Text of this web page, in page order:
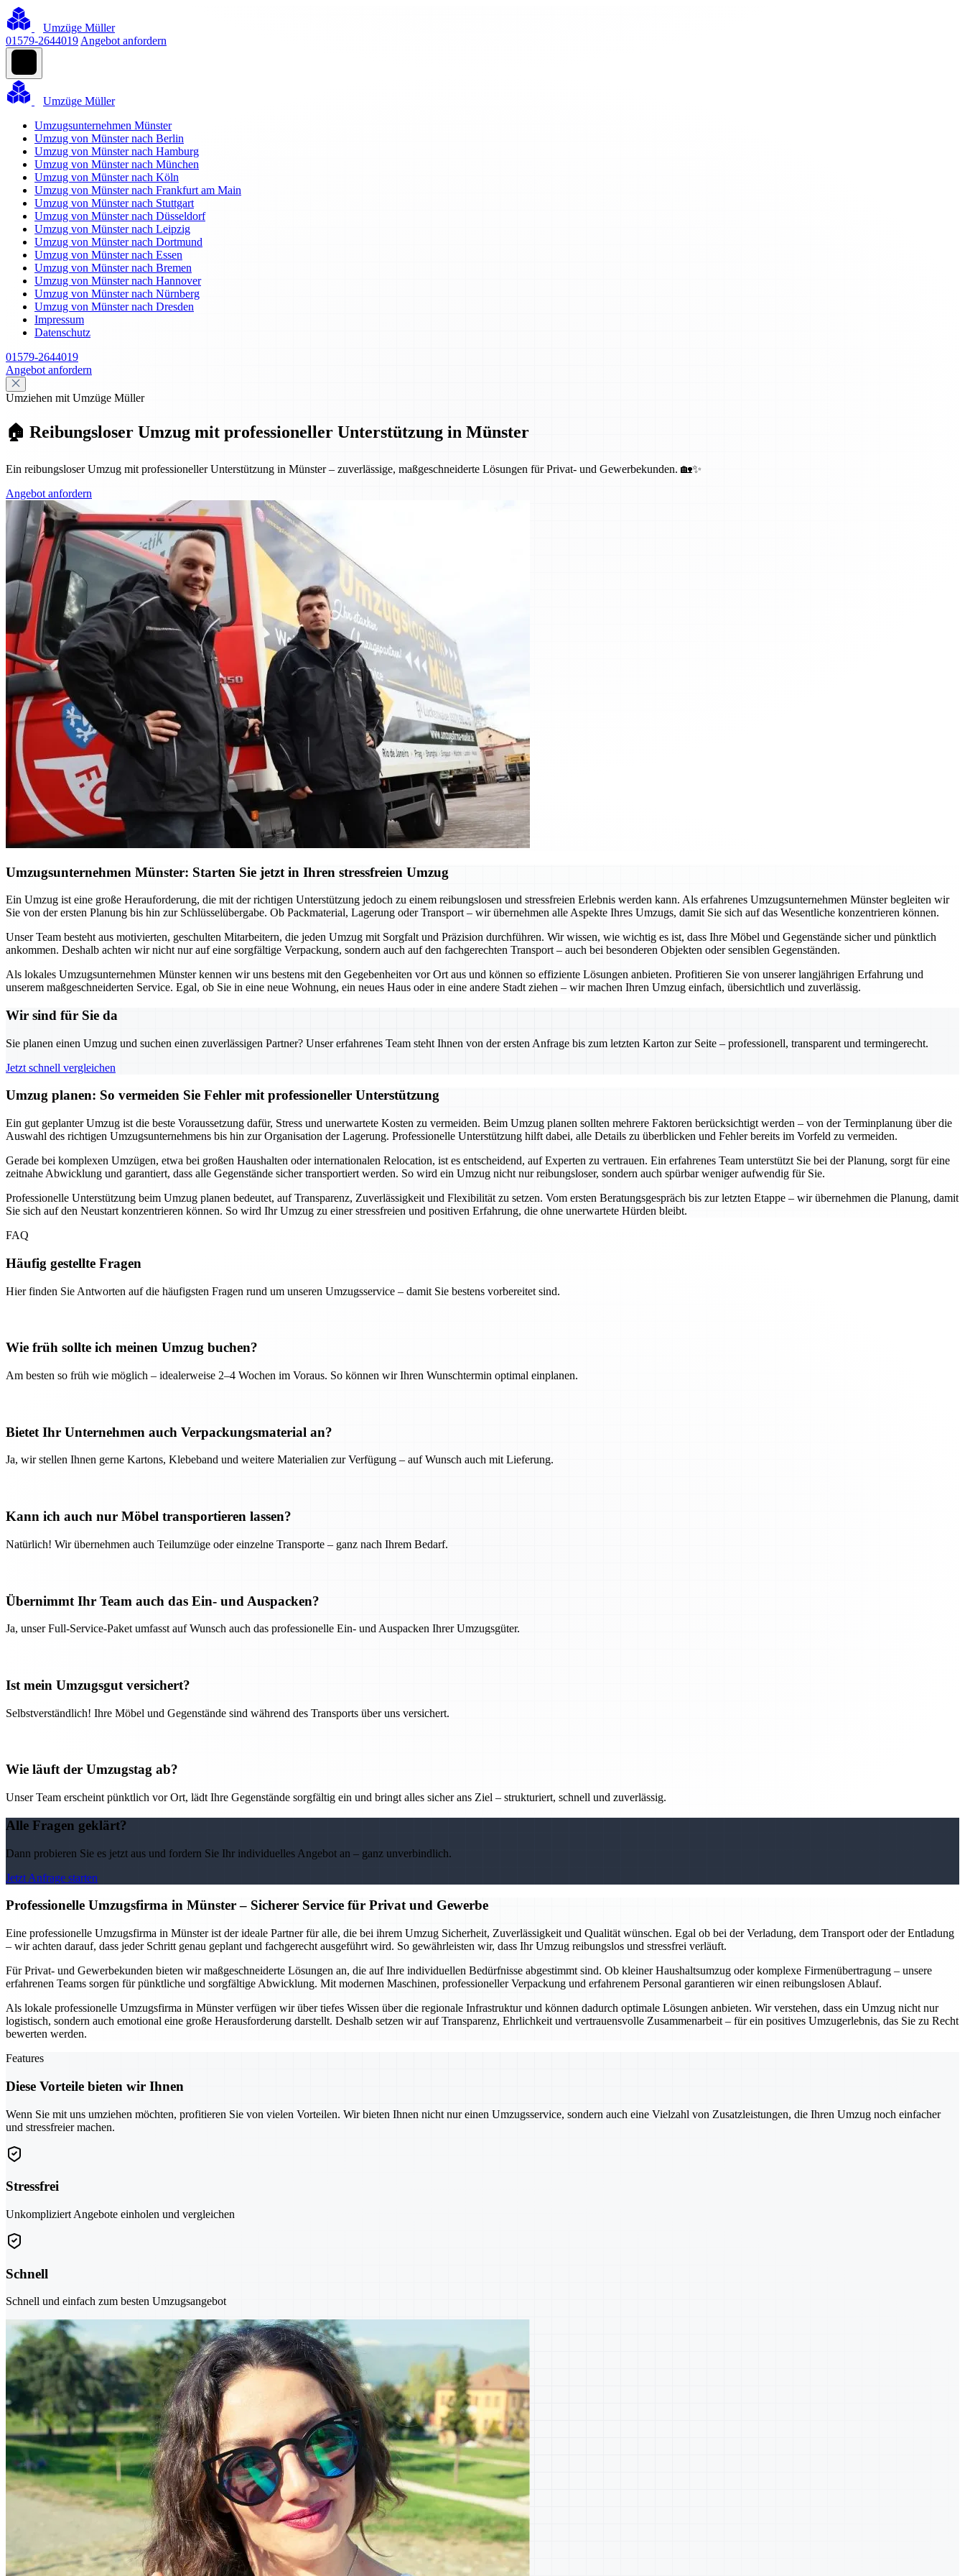
Umzüge Müller
01579-2644019 Angebot anfordern
Umzüge Müller
Umzugsunternehmen Münster
Umzug von Münster nach Berlin
Umzug von Münster nach Hamburg
Umzug von Münster nach München
Umzug von Münster nach Köln
Umzug von Münster nach Frankfurt am Main
Umzug von Münster nach Stuttgart
Umzug von Münster nach Düsseldorf
Umzug von Münster nach Leipzig
Umzug von Münster nach Dortmund
Umzug von Münster nach Essen
Umzug von Münster nach Bremen
Umzug von Münster nach Hannover
Umzug von Münster nach Nürnberg
Umzug von Münster nach Dresden
Impressum
Datenschutz
01579-2644019
Angebot anfordern
Umziehen mit Umzüge Müller
🏠 Reibungsloser Umzug mit professioneller Unterstützung in Münster
Ein reibungsloser Umzug mit professioneller Unterstützung in Münster – zuverlässige, maßgeschneiderte Lösungen für Privat- und Gewerbekunden. 🏡✨
Angebot anfordern
Umzugsunternehmen Münster: Starten Sie jetzt in Ihren stressfreien Umzug
Ein Umzug ist eine große Herauforderung, die mit der richtigen Unterstützung jedoch zu einem reibungslosen und stressfreien Erlebnis werden kann. Als erfahrenes Umzugsunternehmen Münster begleiten wir
Sie von der ersten Planung bis hin zur Schlüsselübergabe. Ob Packmaterial, Lagerung oder Transport – wir übernehmen alle Aspekte Ihres Umzugs, damit Sie sich auf das Wesentliche konzentrieren können.
Unser Team besteht aus motivierten, geschulten Mitarbeitern, die jeden Umzug mit Sorgfalt und Präzision durchführen. Wir wissen, wie wichtig es ist, dass Ihre Möbel und Gegenstände sicher und pünktlich
ankommen. Deshalb achten wir nicht nur auf eine sorgfältige Verpackung, sondern auch auf den fachgerechten Transport – auch bei besonderen Objekten oder sensiblen Gegenständen.
Als lokales Umzugsunternehmen Münster kennen wir uns bestens mit den Gegebenheiten vor Ort aus und können so effiziente Lösungen anbieten. Profitieren Sie von unserer langjährigen Erfahrung und
unserem maßgeschneiderten Service. Egal, ob Sie in eine neue Wohnung, ein neues Haus oder in eine andere Stadt ziehen – wir machen Ihren Umzug einfach, übersichtlich und zuverlässig.
Wir sind für Sie da
Sie planen einen Umzug und suchen einen zuverlässigen Partner? Unser erfahrenes Team steht Ihnen von der ersten Anfrage bis zum letzten Karton zur Seite – professionell, transparent und termingerecht.
Jetzt schnell vergleichen
Umzug planen: So vermeiden Sie Fehler mit professioneller Unterstützung
Ein gut geplanter Umzug ist die beste Voraussetzung dafür, Stress und unerwartete Kosten zu vermeiden. Beim Umzug planen sollten mehrere Faktoren berücksichtigt werden – von der Terminplanung über die
Auswahl des richtigen Umzugsunternehmens bis hin zur Organisation der Lagerung. Professionelle Unterstützung hilft dabei, alle Details zu überblicken und Fehler bereits im Vorfeld zu vermeiden.
Gerade bei komplexen Umzügen, etwa bei großen Haushalten oder internationalen Relocation, ist es entscheidend, auf Experten zu vertrauen. Ein erfahrenes Team unterstützt Sie bei der Planung, sorgt für eine
zeitnahe Abwicklung und garantiert, dass alle Gegenstände sicher transportiert werden. So wird ein Umzug nicht nur reibungsloser, sondern auch spürbar weniger aufwendig für Sie.
Professionelle Unterstützung beim Umzug planen bedeutet, auf Transparenz, Zuverlässigkeit und Flexibilität zu setzen. Vom ersten Beratungsgespräch bis zur letzten Etappe – wir übernehmen die Planung, damit
Sie sich auf den Neustart konzentrieren können. So wird Ihr Umzug zu einer stressfreien und positiven Erfahrung, die ohne unerwartete Hürden bleibt.
FAQ
Häufig gestellte Fragen
Hier finden Sie Antworten auf die häufigsten Fragen rund um unseren Umzugsservice – damit Sie bestens vorbereitet sind.
Wie früh sollte ich meinen Umzug buchen?
Am besten so früh wie möglich – idealerweise 2–4 Wochen im Voraus. So können wir Ihren Wunschtermin optimal einplanen.
Bietet Ihr Unternehmen auch Verpackungsmaterial an?
Ja, wir stellen Ihnen gerne Kartons, Klebeband und weitere Materialien zur Verfügung – auf Wunsch auch mit Lieferung.
Kann ich auch nur Möbel transportieren lassen?
Natürlich! Wir übernehmen auch Teilumzüge oder einzelne Transporte – ganz nach Ihrem Bedarf.
Übernimmt Ihr Team auch das Ein- und Auspacken?
Ja, unser Full-Service-Paket umfasst auf Wunsch auch das professionelle Ein- und Auspacken Ihrer Umzugsgüter.
Ist mein Umzugsgut versichert?
Selbstverständlich! Ihre Möbel und Gegenstände sind während des Transports über uns versichert.
Wie läuft der Umzugstag ab?
Unser Team erscheint pünktlich vor Ort, lädt Ihre Gegenstände sorgfältig ein und bringt alles sicher ans Ziel – strukturiert, schnell und zuverlässig.
Alle Fragen geklärt?
Dann probieren Sie es jetzt aus und fordern Sie Ihr individuelles Angebot an – ganz unverbindlich.
Jetzt Anfrage starten
Professionelle Umzugsfirma in Münster – Sicherer Service für Privat und Gewerbe
Eine professionelle Umzugsfirma in Münster ist der ideale Partner für alle, die bei ihrem Umzug Sicherheit, Zuverlässigkeit und Qualität wünschen. Egal ob bei der Verladung, dem Transport oder der Entladung
– wir achten darauf, dass jeder Schritt genau geplant und fachgerecht ausgeführt wird. So gewährleisten wir, dass Ihr Umzug reibungslos und stressfrei verläuft.
Für Privat- und Gewerbekunden bieten wir maßgeschneiderte Lösungen an, die auf Ihre individuellen Bedürfnisse abgestimmt sind. Ob kleiner Haushaltsumzug oder komplexe Firmenübertragung – unsere
erfahrenen Teams sorgen für pünktliche und sorgfältige Abwicklung. Mit modernen Maschinen, professioneller Verpackung und erfahrenem Personal garantieren wir einen reibungslosen Ablauf.
Als lokale professionelle Umzugsfirma in Münster verfügen wir über tiefes Wissen über die regionale Infrastruktur und können dadurch optimale Lösungen anbieten. Wir verstehen, dass ein Umzug nicht nur
logistisch, sondern auch emotional eine große Herausforderung darstellt. Deshalb setzen wir auf Transparenz, Ehrlichkeit und vertrauensvolle Zusammenarbeit – für ein positives Umzugerlebnis, das Sie zu Recht
bewerten werden.
Features
Diese Vorteile bieten wir Ihnen
Wenn Sie mit uns umziehen möchten, profitieren Sie von vielen Vorteilen. Wir bieten Ihnen nicht nur einen Umzugsservice, sondern auch eine Vielzahl von Zusatzleistungen, die Ihren Umzug noch einfacher
und stressfreier machen.
Stressfrei
Unkompliziert Angebote einholen und vergleichen
Schnell
Schnell und einfach zum besten Umzugsangebot